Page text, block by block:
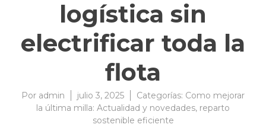
logística sin
electrificar toda la
flota
Por admin julio 3, 2025 Categorías: Como mejorar
la última milla: Actualidad y novedades, reparto
sostenible eficiente